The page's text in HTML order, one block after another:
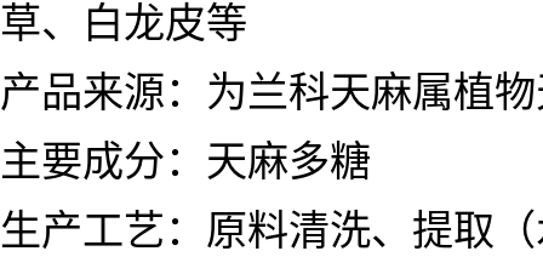
草、白龙皮等
产品来源： 为兰科天麻属植
主要成分： 天麻多糖
生产工艺：原料清洗、提取